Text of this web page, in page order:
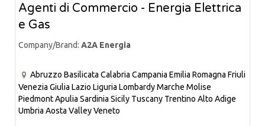
Agenti di Commercio - Energia Elettrica
e Gas
Company/Brand: A2A Energia
Abruzzo Basilicata Calabria Campania Emilia Romagna Friuli
Venezia Giulia Lazio Liguria LombardyMarche Molise
PiedmontApulia Sardinia Sicily Tuscany Trentino Alto Adige
Umbria Aosta ValleyVeneto